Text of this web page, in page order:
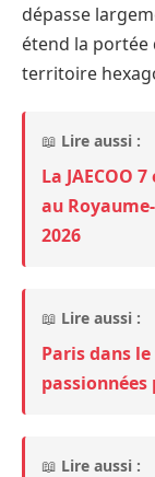
dépasse
étend la portée
territoire
📖 Lire aussi :
La JAECOO
au
2026
📖 Lire aussi :
Paris dans
📖 Lire aussi :